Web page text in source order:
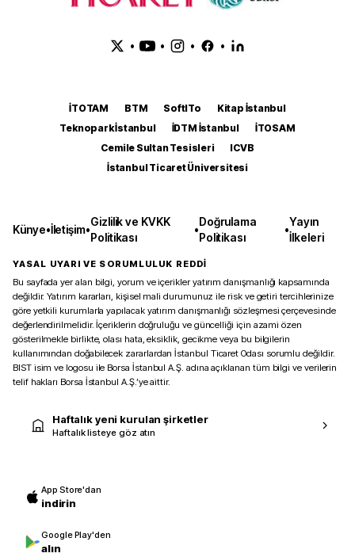
• • • •
İTOTAM BTM SoftITo
Kitap İstanbul
Teknopark İstanbul
İDTM İstanbul
İTOSAM
Cemile Sultan Tesisleri
ICVB
İstanbul Ticaret Üniversitesi
Künye•İletişim•
Gizlilik ve KVKK
Politikası
•
Doğrulama
Politikası
•
Yayın
İlkeleri
YASAL UYARI VE SORUMLULUK REDDİ
Bu sayfada yer alan bilgi, yorum ve içerikler yatırım danışmanlığı kapsamında
değildir. Yatırım kararları, kişisel mali durumunuz ile risk ve getiri tercihlerinize
göre yetkili kurumlarla yapılacak yatırım danışmanlığı sözleşmesi çerçevesinde
değerlendirilmelidir. İçeriklerin doğruluğu ve güncelliği için azami özen
gösterilmekle birlikte, olası hata, eksiklik, gecikme veya bu bilgilerin
kullanımından doğabilecek zararlardan İstanbul Ticaret Odası sorumlu değildir.
BIST isim ve logosu ile Borsa İstanbul A.Ş. adına açıklanan tüm bilgi ve verilerin
telif hakları Borsa İstanbul A.Ş.’ye aittir.
Haftalık yeni kurulan şirketler
Haftalık listeye göz atın
App Store'dan
indirin
Google Play'den
alın